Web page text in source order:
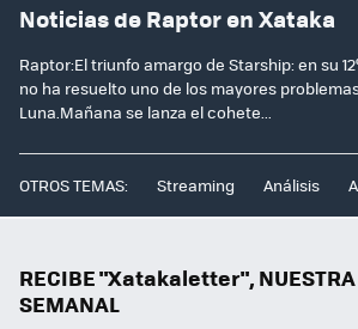
Noticias de Raptor en Xataka
Raptor:El triunfo amargo de Starship: en su
no ha resuelto uno de los mayores
Luna.Mañana se lanza el cohete...
OTROS TEMAS: Streaming Análisis
RECIBE "Xatakaletter", NUESTRA
SEMANAL